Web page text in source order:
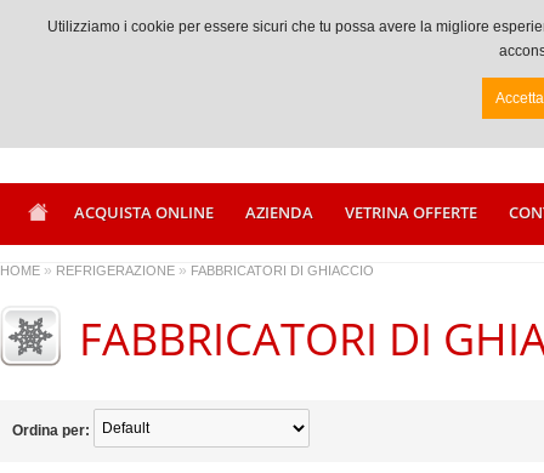
Chiamaci +39 0833917056
ACQUISTA ONLINE AZIENDA VETRINA OFFERTE
HOME » REFRIGERAZIONE » FABBRICATORI DI GHIACCIO
FABBRICATORI DI
Ordina per:
Utilizziamo i cookie per essere sicuri che tu possa avere la migliore
Accetta